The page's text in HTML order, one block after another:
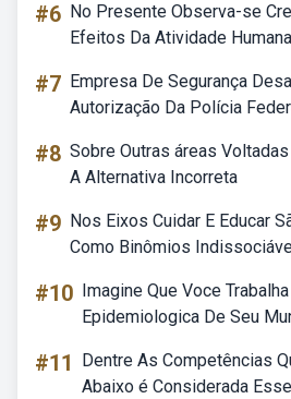
#6 No Presente Observa-se
Efeitos Da Atividade Humana
#7 Empresa De Segurança
Autorização Da Polícia
#8 Sobre Outras áreas
A Alternativa Incorreta
#9 Nos Eixos Cuidar E Educar
Como Binômios
#10 Imagine Que Voce
Epidemiologica De Seu
#11
Dentre As Competências
Abaixo é Considerada